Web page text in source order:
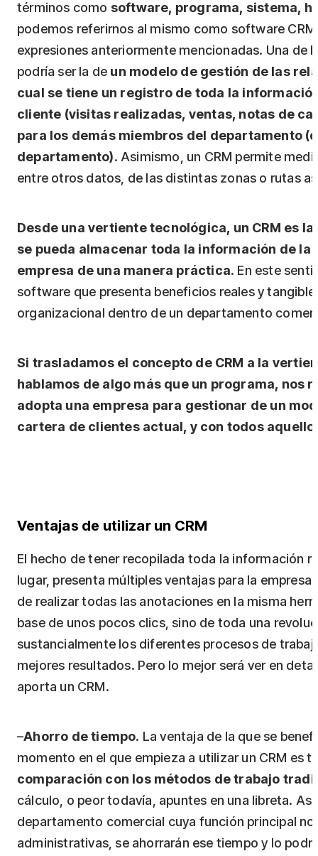
términos como software, programa, sistema,
podemos referirnos al mismo como software
expresiones anteriormente mencionadas. Una de
podría ser la de un modelo de gestión de las
cual se tiene un registro de toda la
cliente (visitas realizadas, ventas, notas de
para los demás miembros del departamento
departamento). Asimismo, un CRM permite
entre otros datos, de las distintas zonas o rutas
Desde una vertiente tecnológica, un CRM es
se pueda almacenar toda la información de
empresa de una manera práctica. En este
software que presenta beneficios reales y
organizacional dentro de un departamento
Si trasladamos el concepto de CRM a la
hablamos de algo más que un programa, nos
adopta una empresa para gestionar de un
cartera de clientes actual, y con todos
Ventajas de utilizar un CRM
El hecho de tener recopilada toda la información
lugar, presenta múltiples ventajas para la
de realizar todas las anotaciones en la misma
base de unos pocos clics, sino de toda una
sustancialmente los diferentes procesos de
mejores resultados. Pero lo mejor será ver en
aporta un CRM.
–Ahorro de tiempo. La ventaja de la que se
momento en el que empieza a utilizar un CRM es
comparación con los métodos de trabajo
cálculo, o peor todavía, apuntes en una libreta.
departamento comercial cuya función principal
administrativas, se ahorrarán ese tiempo y lo